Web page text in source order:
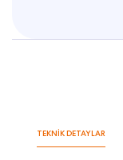
TEKNİK DETAYLAR